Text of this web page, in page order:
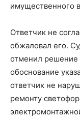
имущественного
Ответчик не
обжаловал его.
отменил решение
обоснование
ответчик не
ремонту